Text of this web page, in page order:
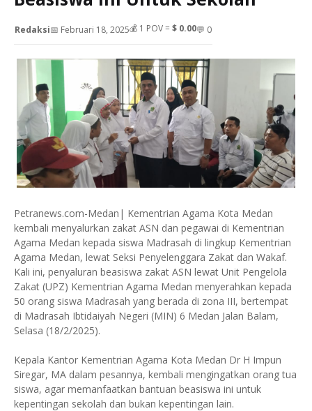
Redaksi📅 Februari 18, 2025💰 1 POV = $ 0.00💬 0
Petranews.com-Medan| Kementrian Agama Kota Medan
kembali menyalurkan zakat ASN dan pegawai di Kementrian
Agama Medan kepada siswa Madrasah di lingkup Kementrian
Agama Medan, lewat Seksi Penyelenggara Zakat dan Wakaf.
Kali ini, penyaluran beasiswa zakat ASN lewat Unit Pengelola
Zakat (UPZ) Kementrian Agama Medan menyerahkan kepada
50 orang siswa Madrasah yang berada di zona III, bertempat
di Madrasah Ibtidaiyah Negeri (MIN) 6 Medan Jalan Balam,
Selasa (18/2/2025).
Kepala Kantor Kementrian Agama Kota Medan Dr H Impun
Siregar, MA dalam pesannya, kembali mengingatkan orang tua
siswa, agar memanfaatkan bantuan beasiswa ini untuk
kepentingan sekolah dan bukan kepentingan lain.